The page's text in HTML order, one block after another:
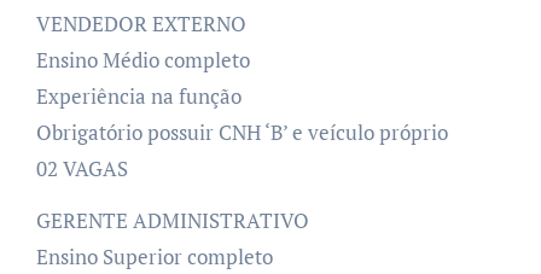
VENDEDOR EXTERNO
Ensino Médio completo
Experiência na função
Obrigatório possuir CNH ‘B’ e veículo próprio
02 VAGAS
GERENTE ADMINISTRATIVO
Ensino Superior completo